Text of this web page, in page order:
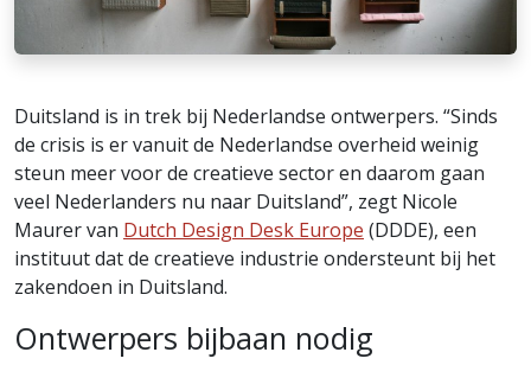
Duitsland is in trek bij Nederlandse ontwerpers. “Sinds
de crisis is er vanuit de Nederlandse overheid weinig
steun meer voor de creatieve sector en daarom gaan
veel Nederlanders nu naar Duitsland”, zegt Nicole
Maurer van Dutch Design Desk Europe (DDDE), een
instituut dat de creatieve industrie ondersteunt bij het
zakendoen in Duitsland.
Ontwerpers bijbaan nodig